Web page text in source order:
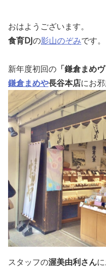
おはようございます。
食育DJの影山のぞみです。
新年度初回の 「鎌倉まめ
鎌倉まめや長谷本店にお邪
スタッフの渥美由利さん